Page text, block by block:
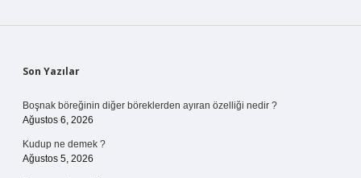
Sidebar
Son Yazılar
Boşnak böreğinin diğer böreklerden ayıran özelliği nedir ?
Ağustos 6, 2026
Kudup ne demek ?
Ağustos 5, 2026